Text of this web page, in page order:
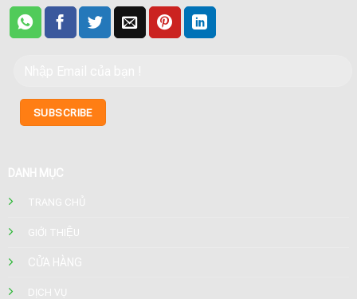
DANH MỤC
TRANG CHỦ
GIỚI THIỆU
CỬA HÀNG
DỊCH VỤ